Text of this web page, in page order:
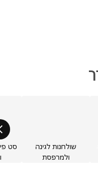
שולחנות לגינה
ולמרפסת
סט